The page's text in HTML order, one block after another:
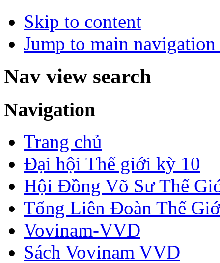
Skip to content
Jump to main
Nav view search
Navigation
Trang chủ
Đại hội Thế giới kỳ 10
Hội Đồng Võ Sư Thế
Tổng Liên Đoàn Thế
Vovinam-VVD
Sách Vovinam VVD